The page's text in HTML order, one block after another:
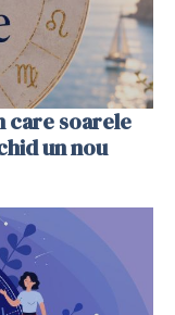
care soarele
un nou